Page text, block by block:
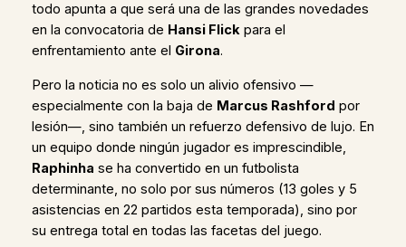
todo apunta a que será una de las grandes novedades
en la convocatoria de Hansi Flickpara el
enfrentamiento ante el Girona.
Pero la noticia no es solo un alivio ofensivo —
especialmente con la baja de Marcus Rashford por
lesión—, sino también un refuerzo defensivo de lujo. En
un equipo donde ningún jugador es imprescindible,
Raphinha se ha convertido en un futbolista
determinante, no solo por sus números (13 goles y 5
asistencias en 22 partidos esta temporada), sino por
su entrega total en todas las facetas del juego.